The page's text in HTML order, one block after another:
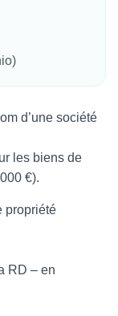
d’une société
les biens de
€).
propriété
RD – en